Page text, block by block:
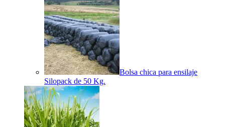
Bolsa chica para ensilaje
Silopack de 50 Kg.